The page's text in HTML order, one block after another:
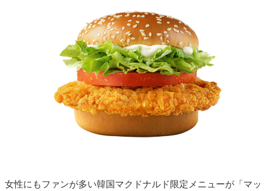
女性にもファンが多い韓国マクドナルド限定メニューが「マッ